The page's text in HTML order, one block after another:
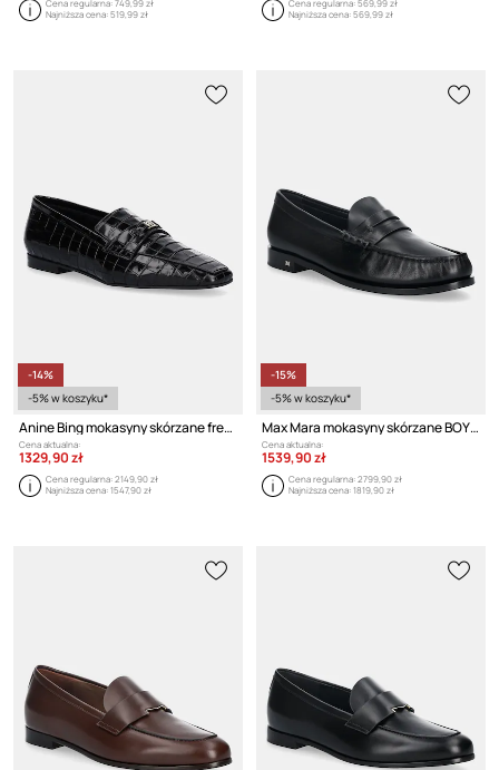
Cena regularna:749,99 zł
Najniższa cena:519,99 zł
Cena regularna:569,99 zł
Najniższa cena:569,99 zł
-14%
-5% w koszyku*
Anine Bing mokasyny skórzane freya
Cena aktualna:
1329,90 zł
Cena regularna:2149,90 zł
Najniższa cena:1547,90 zł
-15%
-5% w koszyku*
Max Mara mokasyny skórzane BOYMOC
Cena aktualna:
1539,90 zł
Cena regularna:2799,90 zł
Najniższa cena:1819,90 zł